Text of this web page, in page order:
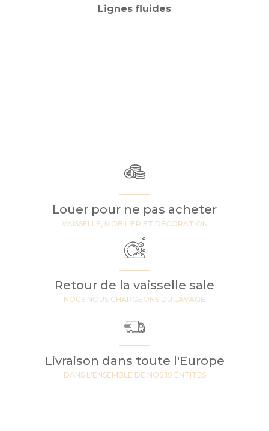
Lignes fluides
Louer pour ne pas acheter
VAISSELLE, MOBILIER ET DECORATION
Retour de la vaisselle sale
NOUS NOUS CHARGEONS DU LAVAGE
Livraison dans toute l'Europe
DANS L'ENSEMBLE DE NOS 19 ENTITES